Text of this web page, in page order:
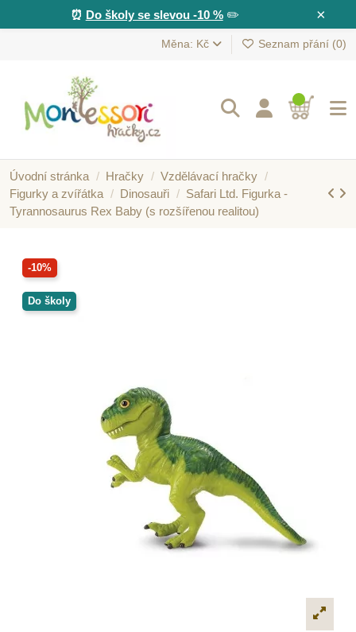
×
⏰ Do školy se slevou -10 %✏️
Měna: Kč Seznam přání (0)
Úvodní stránka Hračky
Vzdělávací hračky
Figurky a zvířátka
Dinosauři
Safari Ltd. Figurka -
Tyrannosaurus Rex Baby (s rozšířenou realitou)
-10%
Do školy